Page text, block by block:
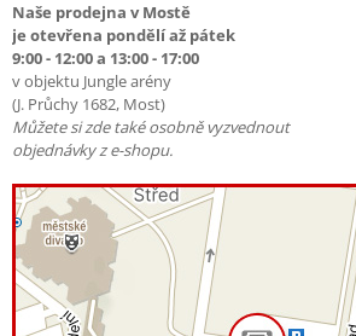
Naše prodejna v Mostě
je otevřena pondělí až pátek
9:00 - 12:00 a 13:00 - 17:00
v objektu Jungle arény
(J. Průchy 1682, Most)
Můžete si zde také osobně vyzvednout
objednávky z e-shopu.